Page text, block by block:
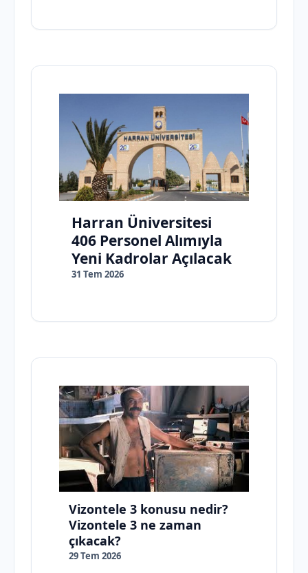
Harran Üniversitesi
406 Personel Alımıyla
Yeni Kadrolar Açılacak
31 Tem 2026
Vizontele 3 konusu nedir?
Vizontele 3 ne zaman
çıkacak?
29 Tem 2026